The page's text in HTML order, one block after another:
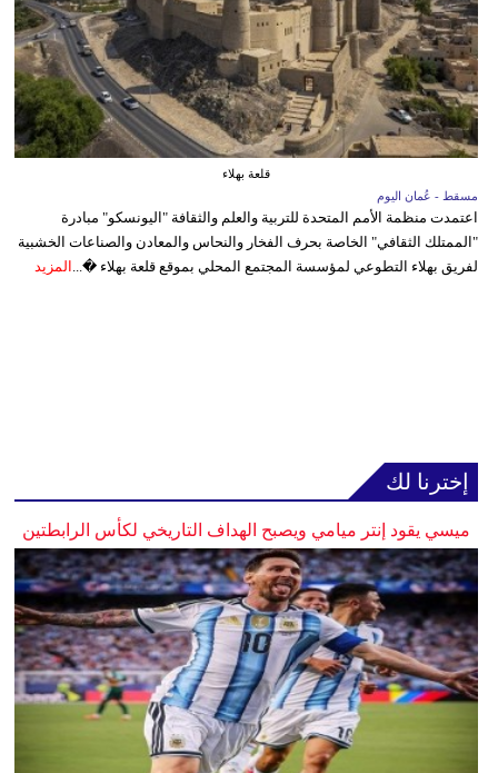
قلعة بهلاء
مسقط - عُمان اليوم
اعتمدت منظمة الأمم المتحدة للتربية والعلم والثقافة "اليونسكو" مبادرة
"الممتلك الثقافي" الخاصة بحرف الفخار والنحاس والمعادن والصناعات الخشبية
لفريق بهلاء التطوعي لمؤسسة المجتمع المحلي بموقع قلعة بهلاء �... المزيد
إخترنا لك
ميسي يقود إنتر ميامي ويصبح الهداف التاريخي لكأس الرابطتين